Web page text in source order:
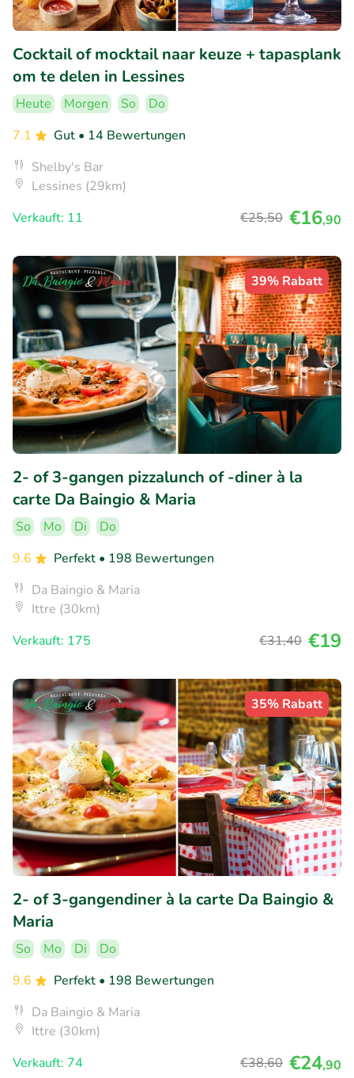
Cocktail of mocktail naar keuze + tapasplank
om te delen in Lessines
Heute Morgen So
Do
7.1
Gut • 14 Bewertungen
Shelby's Bar
Lessines (29km)
Verkauft: 11
€25,50 €16,90
39% Rabatt
2- of 3-gangen pizzalunch of -diner à la
carte Da Baingio & Maria
So Mo Di
Do
9.6
Perfekt • 198 Bewertungen
Da Baingio & Maria
Ittre (30km)
Verkauft: 175
€31,40 €19
35% Rabatt
2- of 3-gangendiner à la carte Da Baingio &
Maria
So Mo Di
Do
9.6
Perfekt • 198 Bewertungen
Da Baingio & Maria
Ittre (30km)
Verkauft: 74
€38,60 €24,90